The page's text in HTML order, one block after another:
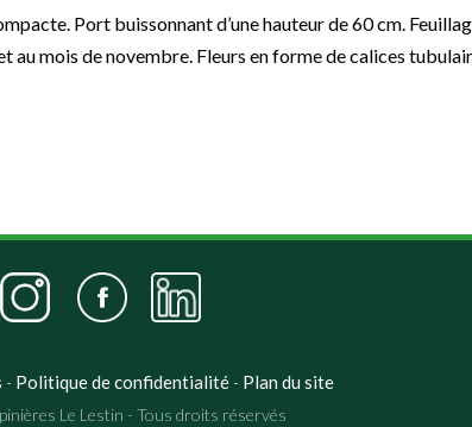
Port buissonnant d’une hauteur de 60 cm.
au mois de novembre. Fleurs en forme de calices
- Politique de confidentialité - Plan du site
Le Lestin - Tous droits réservés